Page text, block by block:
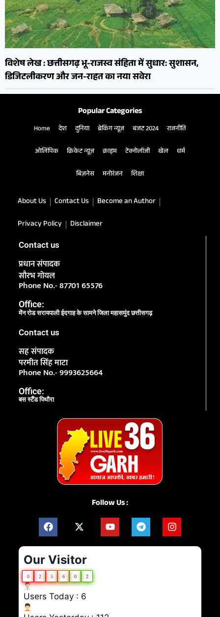
विशेष लेख : छत्तीसगढ़ भू-राजस्व संहिता में सुधार: सुशासन,
डिजिटलीकरण और जन-राहत का नया सवेरा
Popular Categories
Home देश दुनिया ब्रेकिंग न्यूज़ बजट 2024 राजनीति
ओलिंपिक क्रिकेट न्यूज़ क्राइम टेक्नोलॉजी खेल धर्म
बिज़नेस मनोरंजन शिक्षा
About Us Contact Us
Become an Author
Privacy Policy
Disclaimer
Contact us
प्रधान संपादक
सौरभ गोयल
Phone No.- 87701 65576
Office:
मेंन रोड सरायपाली ईदगाह के सामने जिला महासमुंद छत्तीसगढ़
Contact us
सह संपादक
परमीत सिंह माटा
Phone No.- 9993625664
Office:
बस स्टैंड पिथौरा
Follow Us :
Our Visitor
0 2 5 6 0 2
Users Today : 6